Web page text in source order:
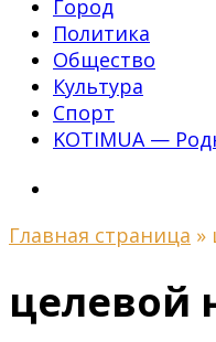
Город
Политика
Общество
Культура
Спорт
KOTIMUA —
Главная страница »
целевой